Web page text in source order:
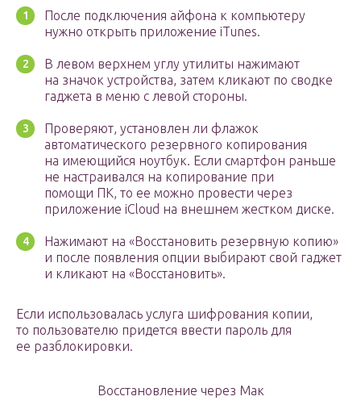
После подключения айфона к компьютеру
нужно открыть приложение iTunes.
В левом верхнем углу утилиты нажимают
на значок устройства, затем кликают по сводке
гаджета в меню с левой стороны.
Проверяют, установлен ли флажок
автоматического резервного копирования
на имеющийся ноутбук. Если смартфон раньше
не настраивался на копирование при
помощи ПК, то ее можно провести через
приложение iCloud на внешнем жестком диске.
Нажимают на «Восстановить резервную копию»
и после появления опции выбирают свой гаджет
и кликают на «Восстановить».
Если использовалась услуга шифрования копии,
то пользователю придется ввести пароль для
ее разблокировки.
Восстановление через Мак